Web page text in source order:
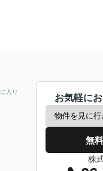
入り
お気軽に
無
株